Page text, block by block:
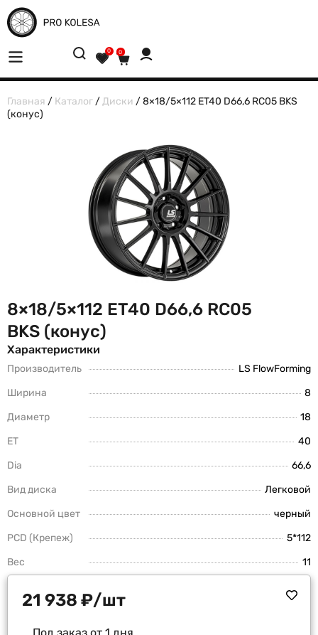
0 0
Главная / Каталог /Диски / 8×18/5×112 ET40 D66,6 RC05 BKS
(конус)
8×18/5×112 ET40 D66,6 RC05
BKS (конус)
Характеристики
Производитель
LS FlowForming
Ширина
8
Диаметр
18
ET
40
Dia
66,6
Вид диска
Легковой
Основной цвет
черный
PCD (Крепеж)
5*112
Вес
11
21 938 ₽/шт